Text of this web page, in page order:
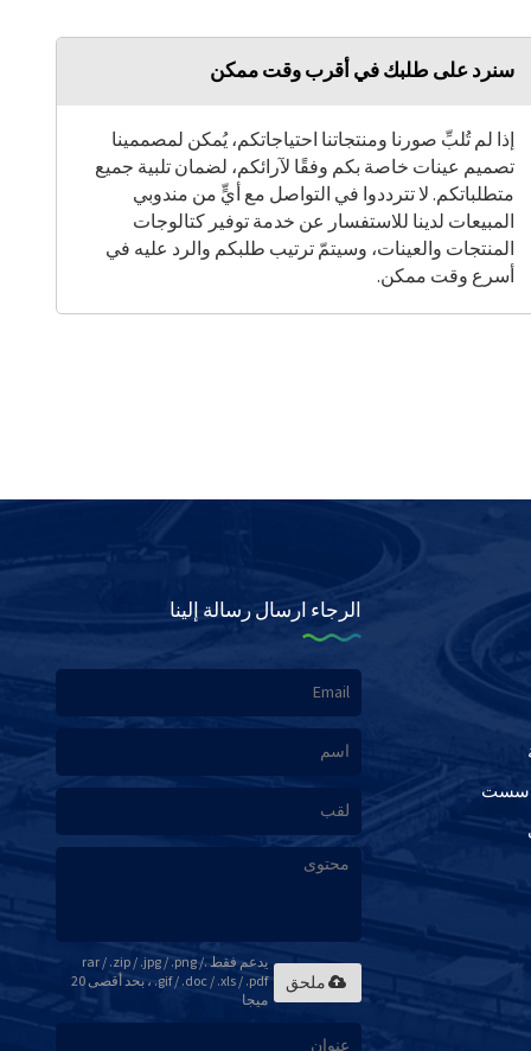
سنرد على طلبك في أقرب وقت ممكن
إذا لم تُلبِّ صورنا ومنتجاتنا احتياجاتكم، يُمكن لمصممينا
تصميم عينات خاصة بكم وفقًا لآرائكم، لضمان تلبية جميع
متطلباتكم. لا تترددوا في التواصل مع أيٍّ من مندوبي
المبيعات لدينا للاستفسار عن خدمة توفير كتالوجات
المنتجات والعينات، وسيتمّ ترتيب طلبكم والرد عليه في
أسرع وقت ممكن.
سست
الرجاء ارسال رسالة إلينا
يدعم فقط .rar / .zip / .jpg / .png /
.gif / .doc / .xls / .pdf ، بحد أقصى 20
ميجا
ملحق